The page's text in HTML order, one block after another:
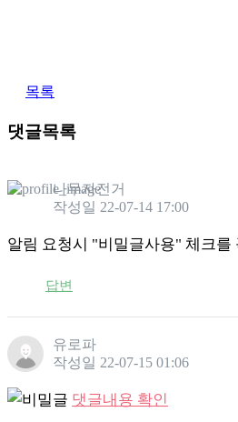
목록
댓글목록
나무자전거
작성일 22-07-14 17:00
알림 요청시 "비밀글사용" 체크를
답변
유로파
작성일 22-07-15 01:06
댓글내용 확인